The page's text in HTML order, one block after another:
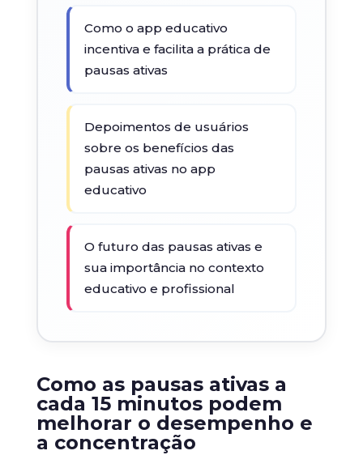
Como o app educativo
incentiva e facilita a prática de
pausas ativas
Depoimentos de usuários
sobre os benefícios das
pausas ativas no app
educativo
O futuro das pausas ativas e
sua importância no contexto
educativo e profissional
Como as pausas ativas a
cada 15 minutos podem
melhorar o desempenho e
a concentração